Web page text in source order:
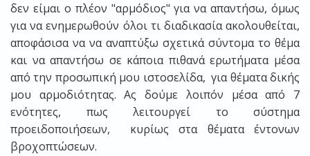
δεν είμαι ο πλέον "αρμόδιος" για να απαντήσω, όμως
για να ενημερωθούν όλοι τι διαδικασία ακολουθείται,
αποφάσισα να να αναπτύξω σχετικά σύντομα το θέμα
και να απαντήσω σε κάποια πιθανά ερωτήματα μέσα
από την προσωπική μου ιστοσελίδα, για θέματα δικής
μου αρμοδιότητας. Ας δούμε λοιπόν μέσα από 7
ενότητες, πως λειτουργεί το σύστημα
προειδοποιήσεων, κυρίως στα θέματα έντονων
βροχοπτώσεων.